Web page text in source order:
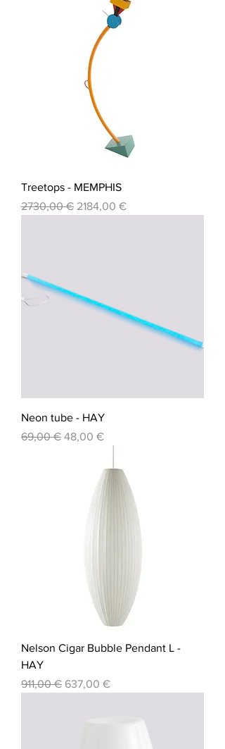
Treetops - MEMPHIS
Prezzo regolare
2730,00 € Prezzo scontato
2184,00 €
Neon tube - HAY
Prezzo regolare
69,00 € Prezzo scontato
48,00 €
Nelson Cigar Bubble Pendant L -
HAY
Prezzo regolare
911,00 € Prezzo scontato
637,00 €